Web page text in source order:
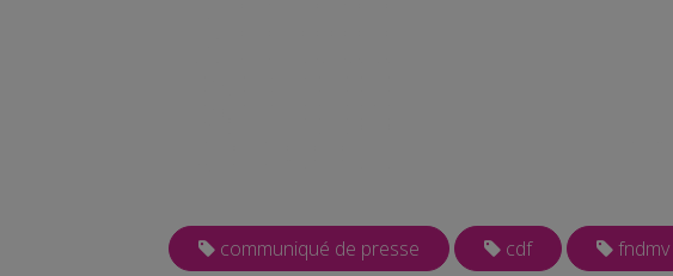
communiqué de presse cdf fndmv